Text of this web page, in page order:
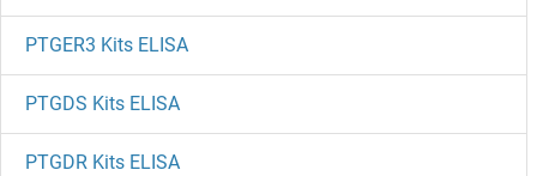
PTGER3 Kits ELISA
PTGDS Kits ELISA
PTGDR Kits ELISA